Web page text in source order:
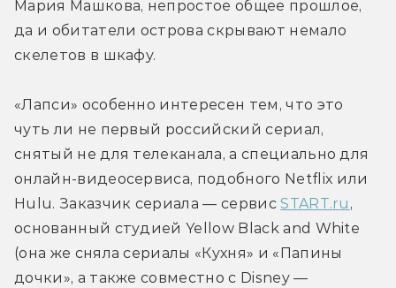
Мария Машкова, непростое общее прошлое,
да и обитатели острова скрывают немало
скелетов в шкафу.
«Лапси» особенно интересен тем, что это
чуть ли не первый российский сериал,
снятый не для телеканала, а специально для
онлайн-видеосервиса, подобного Netflix или
Hulu. Заказчик сериала — сервис START.ru ,
основанный студией Yellow Black and White
(она же сняла сериалы «Кухня» и «Папины
дочки», а также совместно с Disney —